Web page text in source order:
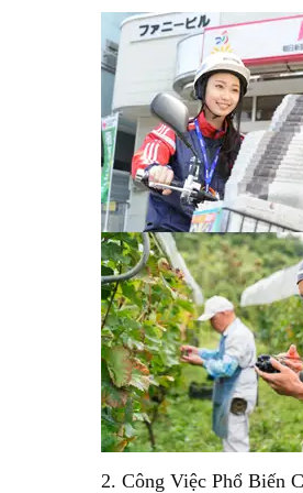
2. Công Việc Phổ Biến